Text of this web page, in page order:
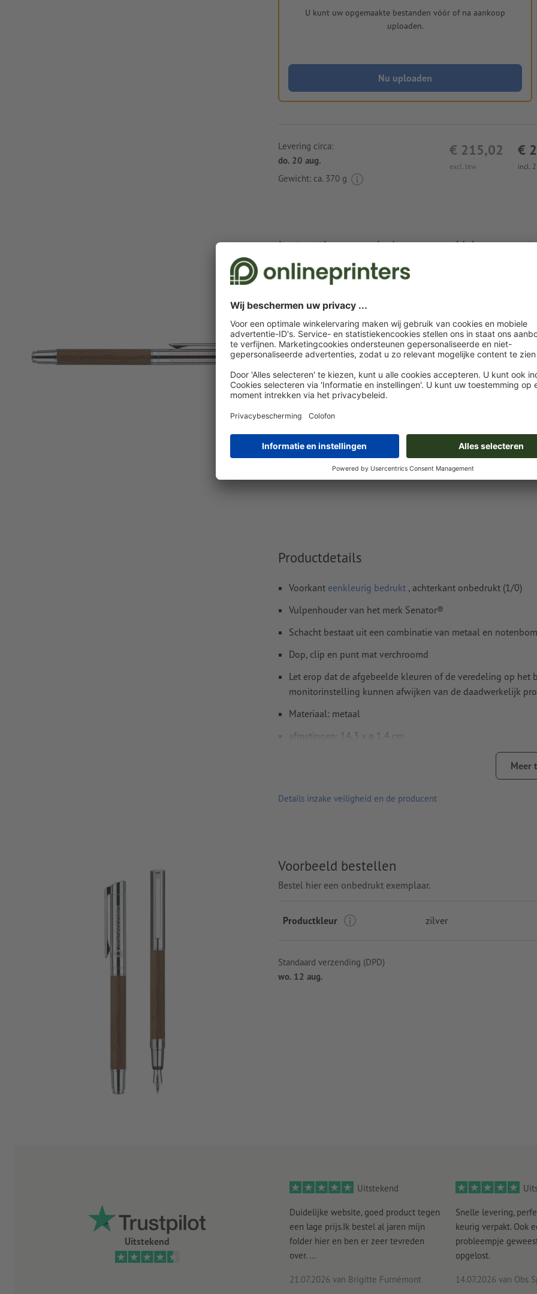
U kunt uw opgemaakte bestanden vóór of na aankoop
uploaden.
Nu uploaden
excl. btw
€ 215,02
incl.
€
Levering circa:
do. 20 aug.
Gewicht: ca. 370 g
Instructies voor drukgegevens Vulpen
Gegevensformaat (incl. 0 mm afloop): 3,5 x 0,5 cm
afbeeldingen en -templates zijn niet geschikt
Meer informatie en tips overvectorgegevensvindt u in
functie.
Voor een optimale drukkwaliteit moeten de elementen in
alsvectorgrafiekenzijn opgemaakt
Hoe maak ik afdrukgegevens correct?
Productdetails
Voorkant eenkleurig bedrukt , achterkant onbedrukt (1/0)
Vulpenhouder van het merk Senator®
Schacht bestaat uit een combinatie van metaal en
Dop, clip en punt mat verchroomd
Let erop dat de afgebeelde kleuren of de veredeling op
monitorinstelling kunnen afwijken van de daadwerkelijk
Materiaal: metaal
afmetingen: 14,3 x ø 1,4 cm
Stift: Senator®-Magic-flow-G2-stift (1,0 mm), blauw
merk: senator®
Graveerpositie: rechts op de dop
Meer
Details inzake veiligheid en de producent
Voorbeeld bestellen
Bestel hier een onbedrukt exemplaar.
Productkleur zilver
Standaard verzending (DPD)
wo. 12 aug.
Uitstekend
Uitstekend
Duidelijke website, goed product tegen
een lage prijs.Ik bestel al jaren mijn
folder hier en ben er zeer tevreden
over. ...
21.07.2026 van Brigitte Furnèmont
Snelle levering,
keurig verpakt. Ook
probleempje
opgelost.
14.07.2026 van Obs